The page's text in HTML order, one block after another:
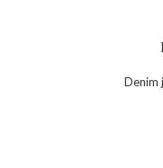
Denim